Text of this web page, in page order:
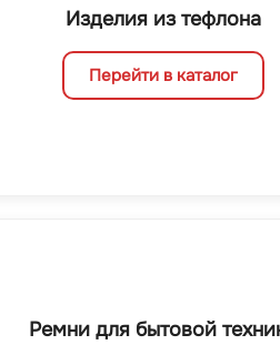
Изделия из тефлона
Перейти в каталог
Ремни для бытовой